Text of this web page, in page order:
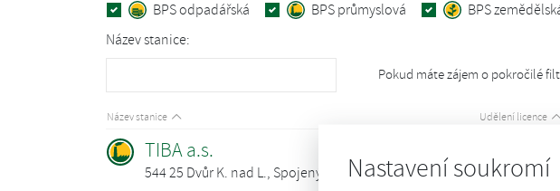
Nastavení soukromí
BPS odpadářská BPS průmyslová BPS
Název stanice:
Pokud máte zájem o pokročilé
Název stanice Udělení licence
TIBA a.s.
544 25 Dvůr K. nad L., Spojených národů 231 1995